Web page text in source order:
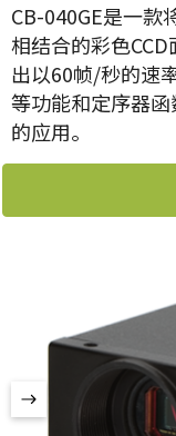
CB-040GE是一款
相结合的彩色
出以60帧/秒的速
等功能和定序器
的应用。